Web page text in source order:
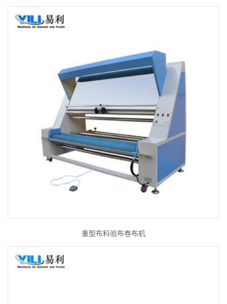
重型布料验布卷布机